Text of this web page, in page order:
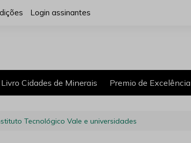
Login assinantes
Livro Cidades de Minerais Premio de Excelência
Tecnológico Vale e universidades